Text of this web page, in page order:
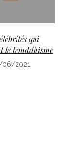
qui
le bouddhisme
06/2021